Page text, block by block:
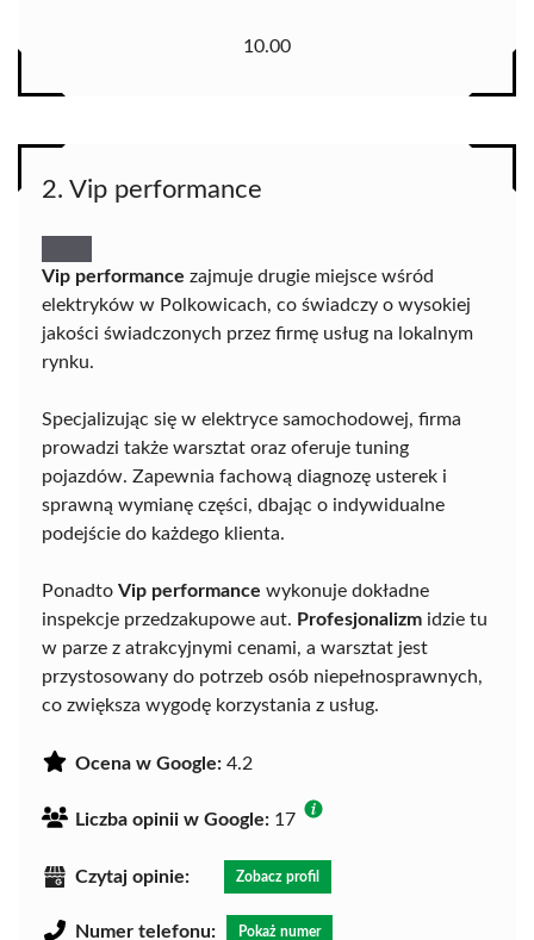
10.00
2. Vip performance
Vip performance zajmuje drugie miejsce wśród
elektryków w Polkowicach, co świadczy o wysokiej
jakości świadczonych przez firmę usług na lokalnym
rynku.
Specjalizując się w elektryce samochodowej, firma
prowadzi także warsztat oraz oferuje tuning
pojazdów. Zapewnia fachową diagnozę usterek i
sprawną wymianę części, dbając o indywidualne
podejście do każdego klienta.
Ponadto Vip performance wykonuje dokładne
inspekcje przedzakupowe aut. Profesjonalizm idzie tu
w parze z atrakcyjnymi cenami, a warsztat jest
przystosowany do potrzeb osób niepełnosprawnych,
co zwiększa wygodę korzystania z usług.
Ocena w Google: 4.2
Liczba opinii w Google: 17
Czytaj opinie: Zobacz profil
Numer telefonu: Pokaż numer